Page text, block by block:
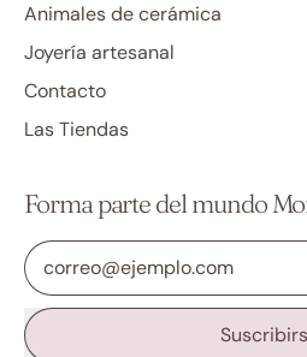
Animales de cerámica
Joyería artesanal
Contacto
Las Tiendas
Forma parte del mundo
Dirección de correo electrónico